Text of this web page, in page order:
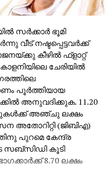
സർക്കാർ ഭൂമി
വീട് നഷ്ടപ്പെട്ടവർക്ക്
കീഴിൽ ഫ്‌ളാറ്റ്
ചേരിയിൽ
പൂർത്തിയായ
അനുവദിക്കുക. 11.20
അഞ്ചു ലക്ഷം
(ജിബിഎ)
പുറമെ കേന്ദ്ര
സബ്‌സിഡി കൂടി
8.70 ലക്ഷം